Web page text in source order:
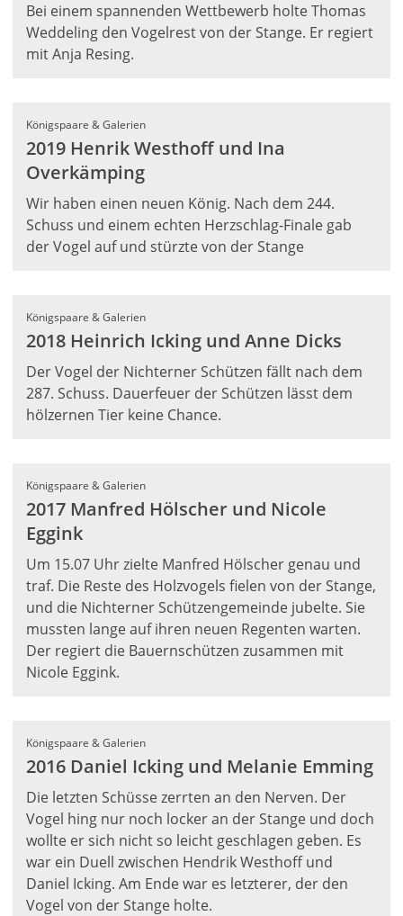
Bei einem spannenden Wettbewerb holte Thomas
Weddeling den Vogelrest von der Stange. Er regiert
mit Anja Resing.
Königspaare & Galerien
2019 Henrik Westhoff und Ina
Overkämping
Wir haben einen neuen König. Nach dem 244.
Schuss und einem echten Herzschlag-Finale gab
der Vogel auf und stürzte von der Stange
Königspaare & Galerien
2018 Heinrich Icking und Anne Dicks
Der Vogel der Nichterner Schützen fällt nach dem
287. Schuss. Dauerfeuer der Schützen lässt dem
hölzernen Tier keine Chance.
Königspaare & Galerien
2017 Manfred Hölscher und Nicole
Eggink
Um 15.07 Uhr zielte Manfred Hölscher genau und
traf. Die Reste des Holzvogels fielen von der Stange,
und die Nichterner Schützengemeinde jubelte. Sie
mussten lange auf ihren neuen Regenten warten.
Der regiert die Bauernschützen zusammen mit
Nicole Eggink.
Königspaare & Galerien
2016 Daniel Icking und Melanie Emming
Die letzten Schüsse zerrten an den Nerven. Der
Vogel hing nur noch locker an der Stange und doch
wollte er sich nicht so leicht geschlagen geben. Es
war ein Duell zwischen Hendrik Westhoff und
Daniel Icking. Am Ende war es letzterer, der den
Vogel von der Stange holte.